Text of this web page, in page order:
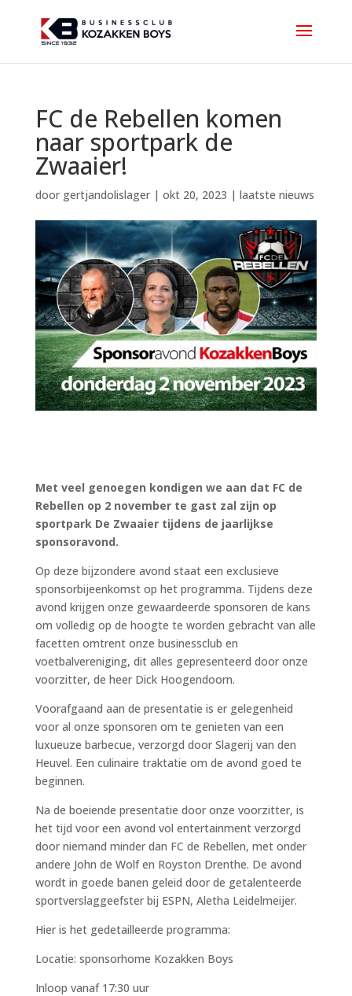
FC de Rebellen komen
naar sportpark de
Zwaaier!
door gertjandolislager| okt 20, 2023 | laatste nieuws
Met veel genoegen kondigen we aan dat FC de
Rebellen op 2 november te gast zal zijn op
sportpark De Zwaaier tijdens de jaarlijkse
sponsoravond.
Op deze bijzondere avond staat een exclusieve
sponsorbijeenkomst op het programma. Tijdens deze
avond krijgen onze gewaardeerde sponsoren de kans
om volledig op de hoogte te worden gebracht van alle
facetten omtrent onze businessclub en
voetbalvereniging, dit alles gepresenteerd door onze
voorzitter, de heer Dick Hoogendoorn.
Voorafgaand aan de presentatie is er gelegenheid
voor al onze sponsoren om te genieten van een
luxueuze barbecue, verzorgd door Slagerij van den
Heuvel. Een culinaire traktatie om de avond goed te
beginnen.
Na de boeiende presentatie door onze voorzitter, is
het tijd voor een avond vol entertainment verzorgd
door niemand minder dan FC de Rebellen, met onder
andere John de Wolf en Royston Drenthe. De avond
wordt in goede banen geleid door de getalenteerde
sportverslaggeefster bij ESPN, Aletha Leidelmeijer.
Hier is het gedetailleerde programma:
Locatie: sponsorhome Kozakken Boys
Inloop vanaf 17:30 uur